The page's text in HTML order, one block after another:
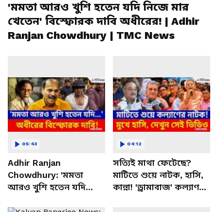
'মমতা আরও খুশি হতেন যদি নিজে মার
খেতেন' বিস্ফোরক দাবি অধীরের! | Adhir
Ranjan Chowdhury | TMC News
Adhir Ranjan
Chowdhury: 'মমতা
আরও খুশি হতেন যদি
05:43
সত্যিই মাথা ফেটেছে?
মাটিতে শুয়ে নাটক, হাসি,
কান্না! 'ড্রামাবাজ' কল্যাণ? |
04:12